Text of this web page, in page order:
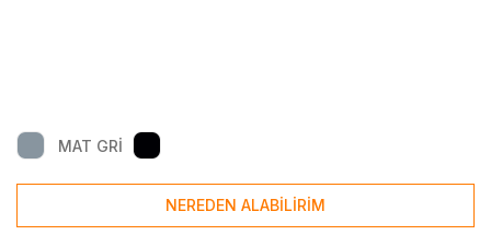
MAT GRİ
NEREDEN ALABİLİRİM